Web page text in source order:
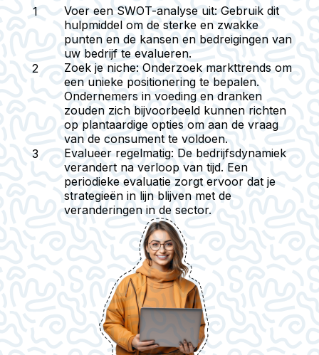
Voer een SWOT-analyse uit: Gebruik dit
hulpmiddel om de sterke en zwakke
punten en de kansen en bedreigingen van
uw bedrijf te evalueren.
Zoek je niche: Onderzoek markttrends om
een unieke positionering te bepalen.
Ondernemers in voeding en dranken
zouden zich bijvoorbeeld kunnen richten
op plantaardige opties om aan de vraag
van de consument te voldoen.
Evalueer regelmatig: De bedrijfsdynamiek
verandert na verloop van tijd. Een
periodieke evaluatie zorgt ervoor dat je
strategieën in lijn blijven met de
veranderingen in de sector.